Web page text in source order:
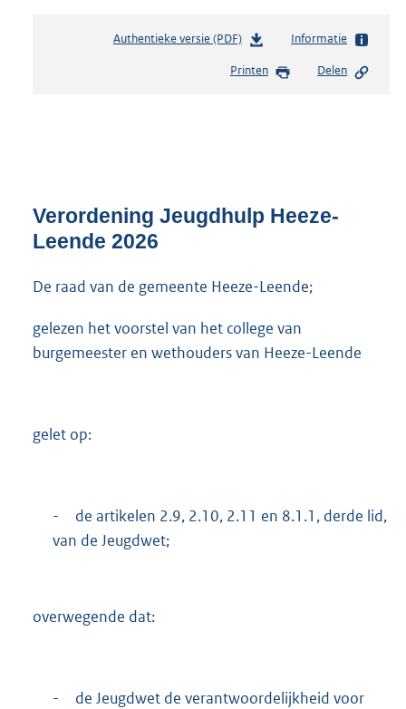
Authentieke versie (PDF)b
s
r
t
:
,
Informatie
Printen Delen
Verordening Jeugdhulp Heeze-
Leende 2026
De raad van de gemeente Heeze-Leende;
gelezen het voorstel van het college van
burgemeester en wethouders van Heeze-Leende
gelet op:
-
de artikelen 2.9, 2.10, 2.11 en 8.1.1, derde lid,
van de Jeugdwet;
overwegende dat:
-
de Jeugdwet de verantwoordelijkheid voor